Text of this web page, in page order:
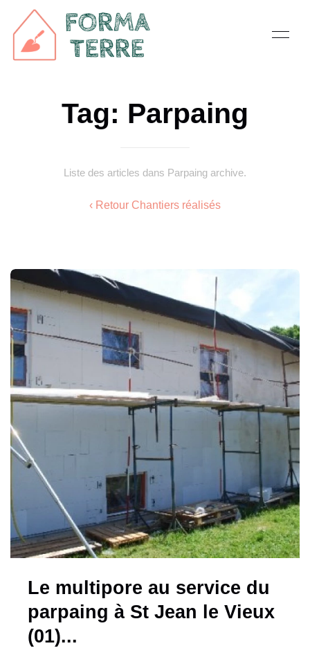
Tag: Parpaing
Liste des articles dans Parpaing archive.
‹ Retour Chantiers réalisés
Le multipore au service du
parpaing à St Jean le Vieux
(01)...